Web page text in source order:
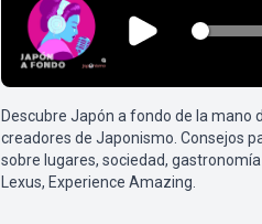
Descubre Japón a fondo de la mano
creadores de Japonismo. Consejos
sobre lugares, sociedad,
Lexus, Experience Amazing.